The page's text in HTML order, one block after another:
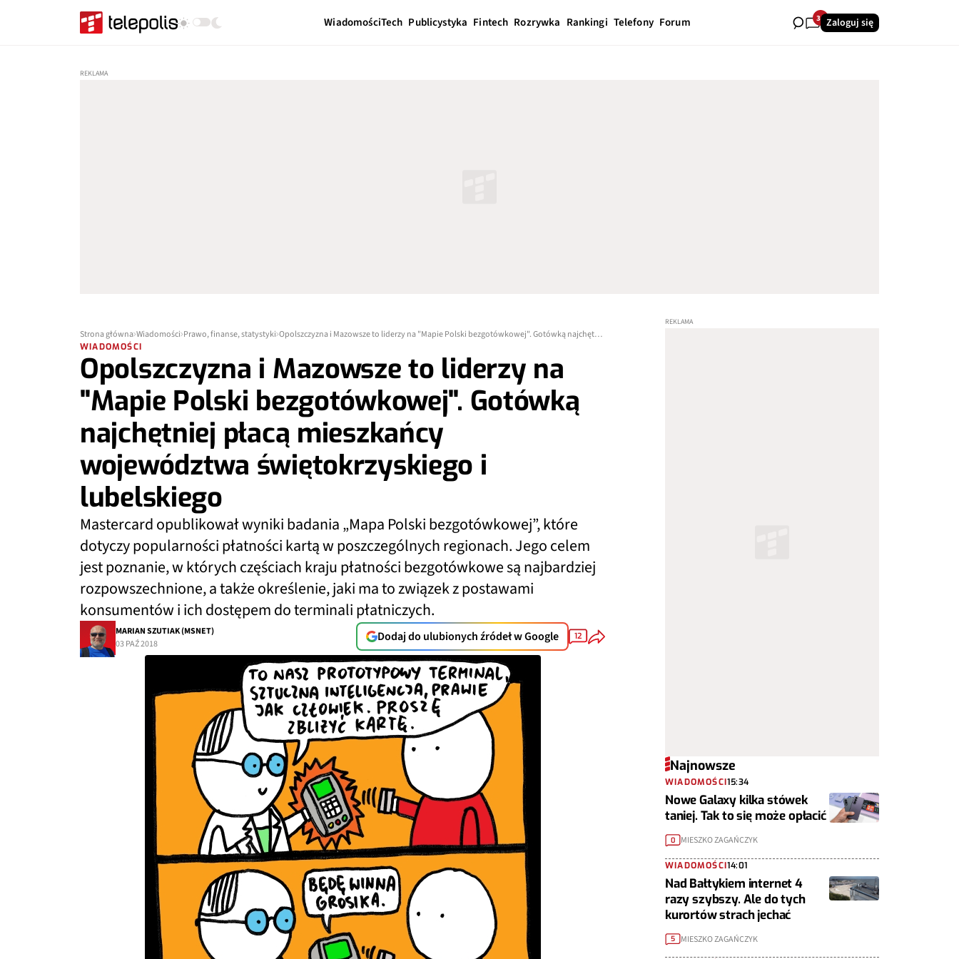
WiadomościTech Publicystyka Fintech Rozrywka Rankingi Telefony Forum 34Zaloguj się
Strona główna Wiadomości Prawo, finanse, statystyki Opolszczyzna i Mazowsze to liderzy na "Mapie Polski bezgotówkowej". Gotówką najchętniej płacą mieszkańcy województwa świętokrzyskiego i lubelskiego
WIADOMOŚCI
Opolszczyzna i Mazowsze to liderzy na
"Mapie Polski bezgotówkowej". Gotówką
najchętniej płacą mieszkańcy
województwa świętokrzyskiego i
lubelskiego
Mastercard opublikował wyniki badania „Mapa Polski bezgotówkowej”, które
dotyczy popularności płatności kartą w poszczególnych regionach. Jego celem
jest poznanie, w których częściach kraju płatności bezgotówkowe są najbardziej
rozpowszechnione, a także określenie, jaki ma to związek z postawami
konsumentów i ich dostępem do terminali płatniczych.
MARIAN SZUTIAK (MSNET)
03 PAŹ 2018
Dodaj do ulubionych źródeł w Google 12
Najnowsze
WIADOMOŚCI15:34
Nowe Galaxy kilka stówek
taniej. Tak to się może opłacić
0 MIESZKO ZAGAŃCZYK
WIADOMOŚCI14:01
Nad Bałtykiem internet 4
razy szybszy. Ale do tych
kurortów strach jechać
5 MIESZKO ZAGAŃCZYK